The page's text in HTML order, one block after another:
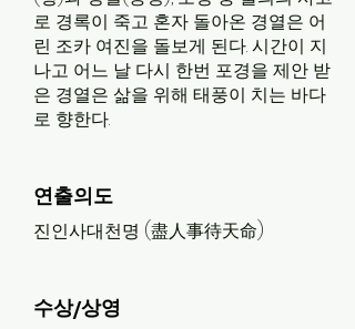
로 경록이 죽고 혼자 돌아온 경열은 어
린 조카 여진을 돌보게 된다. 시간이 지
나고 어느 날 다시 한번 포경을 제안 받
은 경열은 삶을 위해 태풍이 치는 바다
로 향한다.
연출의도
진인사대천명 (盡人事待天命)
수상/상영